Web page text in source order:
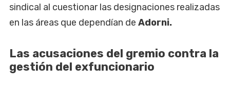
sindical al cuestionar las designaciones realizadas
en las áreas que dependían de Adorni.
Las acusaciones del gremio contra la
gestión del exfuncionario